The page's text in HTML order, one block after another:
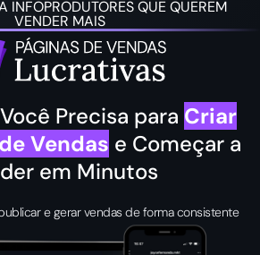
INFOPRODUTORES QUE QUEREM
VENDER MAIS
Precisa para Criar
Vendas e Começar a
em Minutos
e gerar vendas de forma consistente